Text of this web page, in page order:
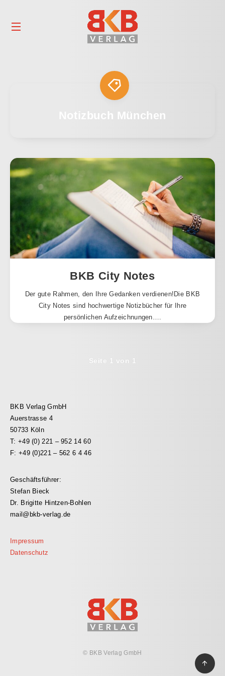
Notizbuch München
BKB City Notes
Der gute Rahmen, den Ihre Gedanken verdienen!Die BKB
City Notes sind hochwertige Notizbücher für Ihre
persönlichen Aufzeichnungen….
Seite 1 von 1
BKB Verlag GmbH
Auerstrasse 4
50733 Köln
T: +49 (0) 221 – 952 14 60
F: +49 (0)221 – 562 6 4 46
Geschäftsführer:
Stefan Bieck
Dr. Brigitte Hintzen-Bohlen
mail@bkb-verlag.de
Impressum
Datenschutz
© BKB Verlag GmbH